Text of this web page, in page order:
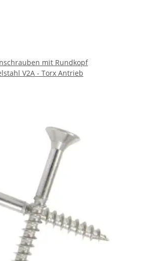
mit Rundkopf
V2A - Torx Antrieb